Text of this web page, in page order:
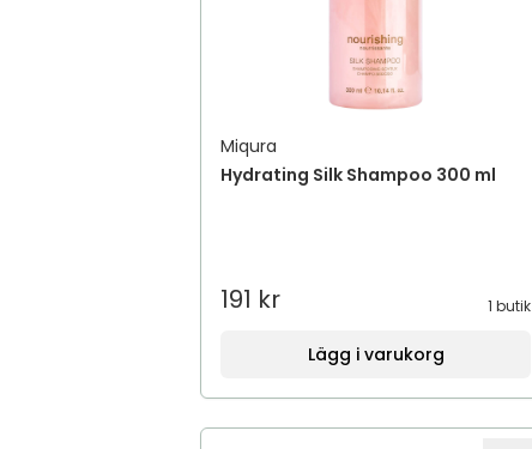
Miqura
Hydrating Silk Shampoo 300 ml
191 kr 1 butik
Lägg i varukorg